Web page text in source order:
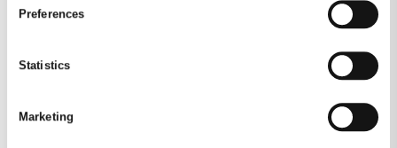
and by third-party providers (also in the USA). Except for the
absolutely necessary cookies that serve the proper functioning
future in the "Cookie Policy" item in the footer of this website.
Excluded from this are absolutely necessary cookies that
Preferences
Statistics
Marketing